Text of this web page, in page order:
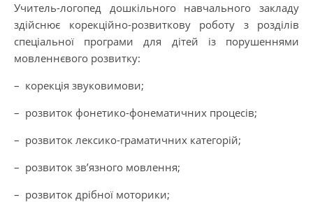
Учитель-логопед дошкільного навчального закладу
здійснює корекційно-розвиткову роботу з розділів
спеціальної програми для дітей із порушеннями
мовленнєвого розвитку:
– корекція звуковимови;
– розвиток фонетико-фонематичних процесів;
– розвиток лексико-граматичних категорій;
– розвиток зв’язного мовлення;
– розвиток дрібної моторики;